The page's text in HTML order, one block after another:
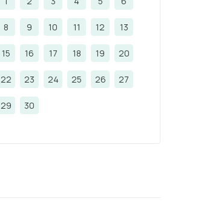
8 9 10 11 12 13
15 16 17 18 19 20
22 23 24 25 26 27
29 30